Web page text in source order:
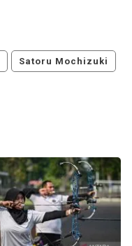
Satoru Mochizuki